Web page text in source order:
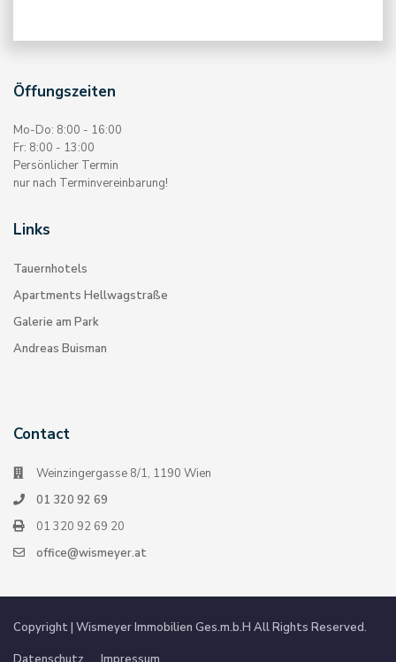
Öffungszeiten
Mo-Do: 8:00 - 16:00
Fr: 8:00 - 13:00
Persönlicher Termin
nur nach Terminvereinbarung!
Links
Tauernhotels
Apartments Hellwagstraße
Galerie am Park
Andreas Buisman
Contact
Weinzingergasse 8/1, 1190 Wien
01 320 92 69
01 320 92 69 20
office@wismeyer.at
Copyright | Wismeyer Immobilien Ges.m.b.H All Rights Reserved.